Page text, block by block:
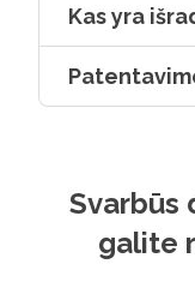
Kas yra
Svarbūs
galite